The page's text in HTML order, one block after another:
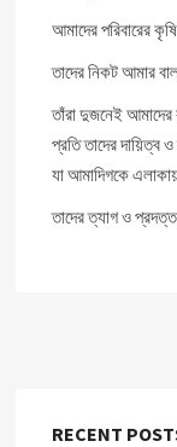
আমাদের পরিবারের
তাদের নিকট আমার
তাঁরা দুজনেই আমাদের
প্রতি তাদের দায়িত্ব
যা আমাদিগকে
তাদের ত্যাগ ও
RECENT